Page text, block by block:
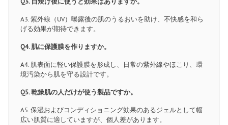
A3. 紫外線（UV）曝露後の肌のうるおいを助け、不快感を和ら
げる効果が期待できます。
Q4. 肌に保護膜を作りますか。
A4. 肌表面に軽い保護膜を形成し、日常の紫外線やほこり、環
境汚染から肌を守る設計です。
Q5. 乾燥肌の人だけが使う製品ですか。
A5. 保湿およびコンディショニング効果のあるジェルとして幅
広い肌質に適していますが、個人差があります。